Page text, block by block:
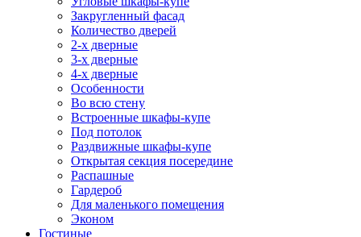
Закругленный фасад
Количество дверей
2-х дверные
3-х дверные
4-х дверные
Особенности
Во всю стену
Встроенные шкафы-купе
Под потолок
Раздвижные шкафы-купе
Открытая секция посередине
Распашные
Гардероб
Для маленького помещения
Эконом
Гостиные